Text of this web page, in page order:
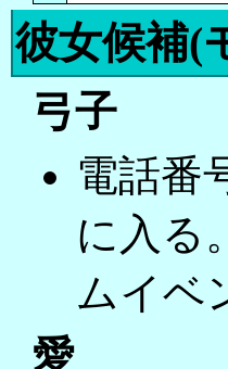
彼女候補(
弓子
電話番
に入る
ムイベ
愛